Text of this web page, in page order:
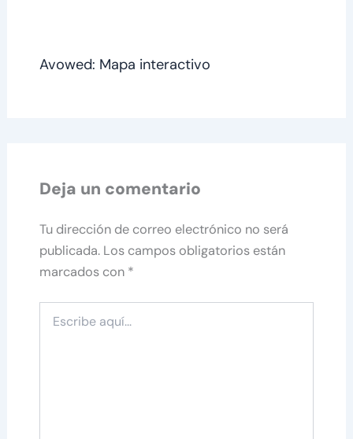
Avowed: Mapa interactivo
Deja un comentario
Tu dirección de correo electrónico no será
publicada. Los campos obligatorios están
marcados con *
aquí...